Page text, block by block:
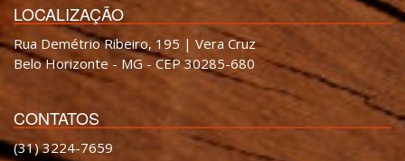
LOCALIZAÇÃO
Rua Demétrio Ribeiro, 195 | Vera Cruz
Belo Horizonte - MG - CEP 30285-680
CONTATOS
(31) 3224-7659